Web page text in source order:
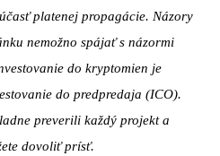
platenej propagácie. Názory
nemožno spájať s názormi
do kryptomien je
do predpredaja (ICO).
preverili každý projekt a
dovoliť prísť.